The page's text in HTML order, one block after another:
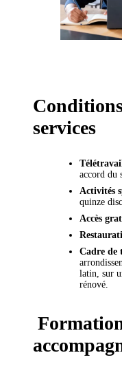
services
accord du
Activités
quinze
Accès
Cadre de
latin, sur
rénové.